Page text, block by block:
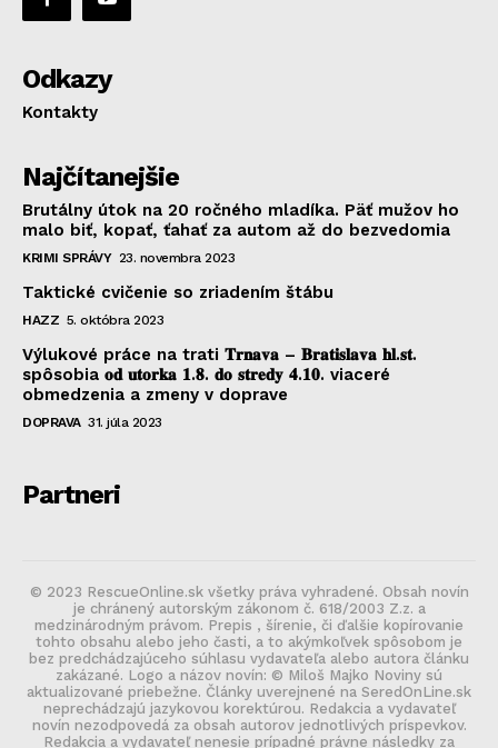
Odkazy
Kontakty
Najčítanejšie
Brutálny útok na 20 ročného mladíka. Päť mužov ho
malo biť, kopať, ťahať za autom až do bezvedomia
KRIMI SPRÁVY 23. novembra 2023
Taktické cvičenie so zriadením štábu
HAZZ 5. októbra 2023
Výlukové práce na trati 𝐓𝐫𝐧𝐚𝐯𝐚 – 𝐁𝐫𝐚𝐭𝐢𝐬𝐥𝐚𝐯𝐚 𝐡𝐥.𝐬𝐭.
spôsobia 𝐨𝐝 𝐮𝐭𝐨𝐫𝐤𝐚 𝟏.𝟖. 𝐝𝐨 𝐬𝐭𝐫𝐞𝐝𝐲 𝟒.𝟏𝟎. viaceré
obmedzenia a zmeny v doprave
DOPRAVA 31. júla 2023
Partneri
© 2023 RescueOnline.sk všetky práva vyhradené. Obsah novín
je chránený autorským zákonom č. 618/2003 Z.z. a
medzinárodným právom. Prepis , šírenie, či ďalšie kopírovanie
tohto obsahu alebo jeho časti, a to akýmkoľvek spôsobom je
bez predchádzajúceho súhlasu vydavateľa alebo autora článku
zakázané. Logo a názov novín: © Miloš Majko Noviny sú
aktualizované priebežne. Články uverejnené na SeredOnLine.sk
neprechádzajú jazykovou korektúrou. Redakcia a vydavateľ
novín nezodpovedá za obsah autorov jednotlivých príspevkov.
Redakcia a vydavateľ nenesie prípadné právne následky za